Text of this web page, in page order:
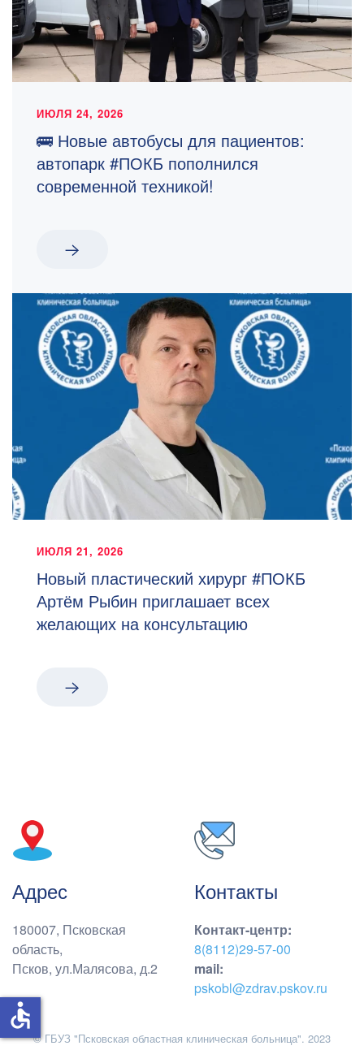
ИЮЛЯ 24, 2026
🚌 Новые автобусы для пациентов:
автопарк #ПОКБ пополнился
современной техникой!
ИЮЛЯ 21, 2026
Новый пластический хирург #ПОКБ
Артём Рыбин приглашает всех
желающих на консультацию
Адрес
180007, Псковская
область,
Псков, ул.Малясова, д.2
Контакты
Контакт-центр:
8(8112)29-57-00
mail:
pskobl@zdrav.pskov.ru
© ГБУЗ "Псковская областная клиническая больница". 2023
accessible